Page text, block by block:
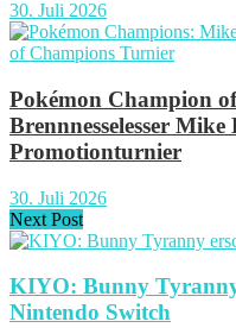
30. Juli 2026
Pokémon Champion
Brennnesselesser
Promotionturnier
30. Juli 2026
Next Post
KIYO: Bunny
Nintendo Switch